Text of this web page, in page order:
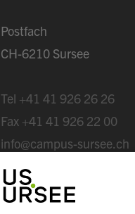
Postfach
CH-6210 Sursee
Tel +41 41 926 26 26
Fax +41 41 926 22 00
info@campus-sursee.ch